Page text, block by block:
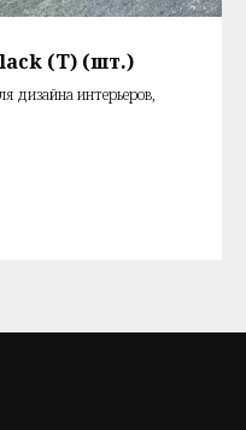
(T) (шт.)
интерьеров,